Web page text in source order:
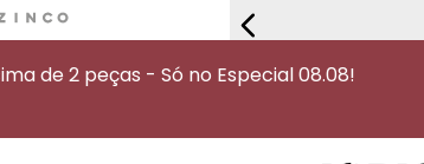
de 2 peças - Só no Especial 08.08!